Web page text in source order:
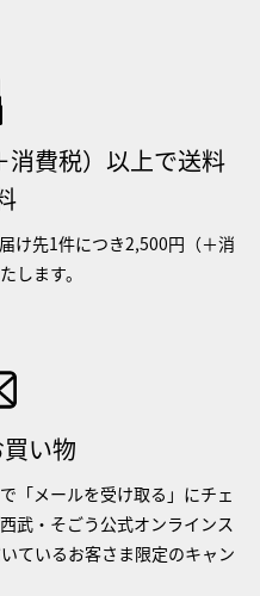
消費税）以上で送料
け先1件につき2,500円（＋消
します。
い物
「メールを受け取る」にチェ
武・そごう公式オンラインス
ているお客さま限定のキャン